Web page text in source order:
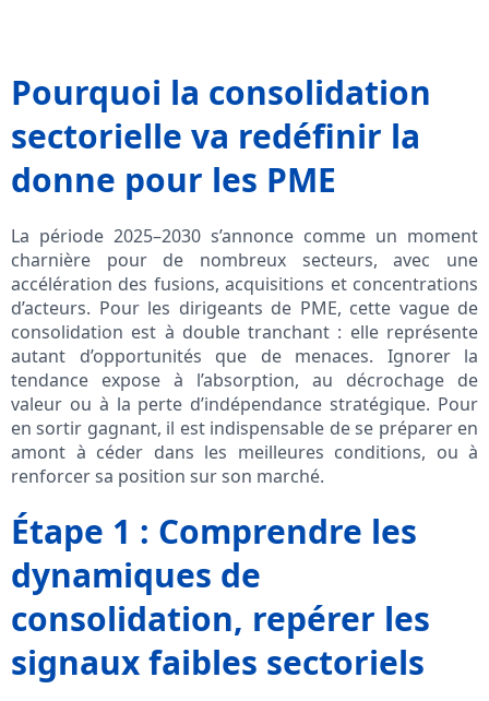
Pourquoi la consolidation
sectorielle va redéfinir la
donne pour les PME
La période 2025–2030 s’annonce comme un moment
charnière pour de nombreux secteurs, avec une
accélération des fusions, acquisitions et concentrations
d’acteurs. Pour les dirigeants de PME, cette vague de
consolidation est à double tranchant : elle représente
autant d’opportunités que de menaces. Ignorer la
tendance expose à l’absorption, au décrochage de
valeur ou à la perte d’indépendance stratégique. Pour
en sortir gagnant, il est indispensable de se préparer en
amont à céder dans les meilleures conditions, ou à
renforcer sa position sur son marché.
Étape 1 : Comprendre les
dynamiques de
consolidation, repérer les
signaux faibles sectoriels